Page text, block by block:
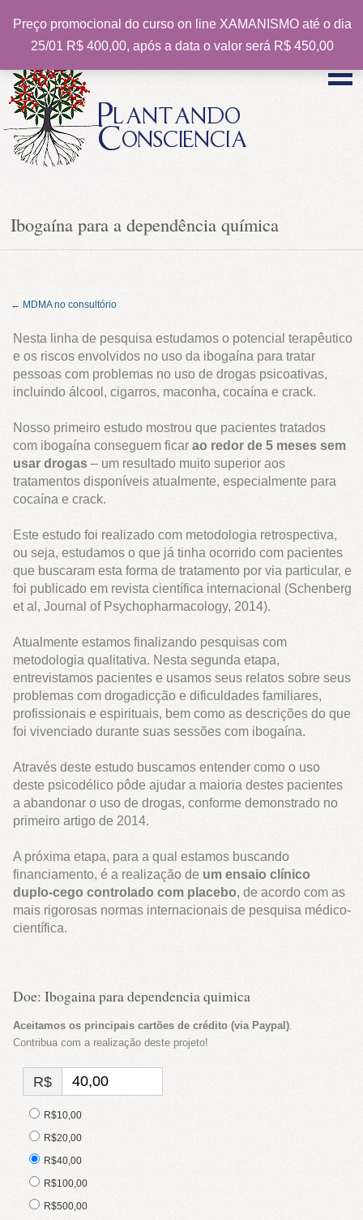
EN
Plantando
Consciencia
Ibogaína para a dependência química
← MDMA no consultório
Nesta linha de pesquisa estudamos o potencial terapêutico
e os riscos envolvidos no uso da ibogaína para tratar
pessoas com problemas no uso de drogas psicoativas,
incluindo álcool, cigarros, maconha, cocaína e crack.
Nosso primeiro estudo mostrou que pacientes tratados
com ibogaína conseguem ficar ao redor de 5 meses sem
usar drogas– um resultado muito superior aos
tratamentos disponíveis atualmente, especialmente para
cocaína e crack.
Este estudo foi realizado com metodologia retrospectiva,
ou seja, estudamos o que já tinha ocorrido com pacientes
que buscaram esta forma de tratamento por via particular, e
foi publicado em revista científica internacional (Schenberg
et al, Journal of Psychopharmacology, 2014).
Atualmente estamos finalizando pesquisas com
metodologia qualitativa. Nesta segunda etapa,
entrevistamos pacientes e usamos seus relatos sobre seus
problemas com drogadicção e dificuldades familiares,
profissionais e espirituais, bem como as descrições do que
foi vivenciado durante suas sessões com ibogaína.
Através deste estudo buscamos entender como o uso
deste psicodélico pôde ajudar a maioria destes pacientes
a abandonar o uso de drogas, conforme demonstrado no
primeiro artigo de 2014.
A próxima etapa, para a qual estamos buscando
financiamento, é a realização de um ensaio clínico
duplo-cego controlado com placebo, de acordo com as
mais rigorosas normas internacionais de pesquisa médico-
científica.
Doe: Ibogaina para dependencia quimica
Aceitamos os principais cartões de crédito (via Paypal).
Contribua com a realização deste projeto!
R$
R$10,00
R$20,00
R$40,00
R$100,00
R$500,00
Preço promocional do curso on line XAMANISMO até o dia
25/01 R$ 400,00, após a data o valor será R$ 450,00